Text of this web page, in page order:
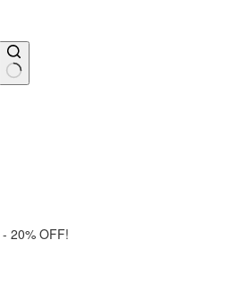
- 20% OFF!